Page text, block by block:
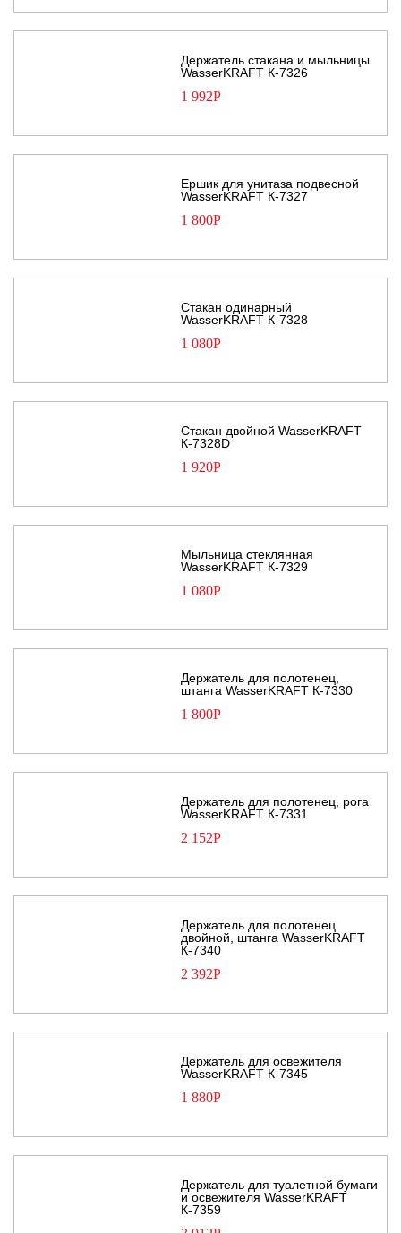
Держатель стакана и мыльницы
WasserKRAFT К-7326
1 992Р
Ершик для унитаза подвесной
WasserKRAFT К-7327
1 800Р
Стакан одинарный
WasserKRAFT К-7328
1 080Р
Стакан двойной WasserKRAFT
К-7328D
1 920Р
Мыльница стеклянная
WasserKRAFT К-7329
1 080Р
Держатель для полотенец,
штанга WasserKRAFT К-7330
1 800Р
Держатель для полотенец, рога
WasserKRAFT К-7331
2 152Р
Держатель для полотенец
двойной, штанга WasserKRAFT
К-7340
2 392Р
Держатель для освежителя
WasserKRAFT К-7345
1 880Р
Держатель для туалетной бумаги
и освежителя WasserKRAFT
К-7359